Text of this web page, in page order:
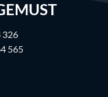
326
565